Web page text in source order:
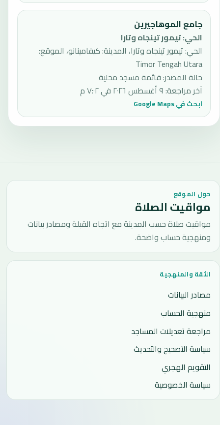
جامع الموهاجيرين
الحي:تيمور تينجاه وتارا
الحي: تيمور تينجاه وتارا، المدينة: كيفامينانو، الموقع:
Timor Tengah Utara
حالة المصدر:قائمة مسجد محلية
آخر مراجعة: ٩ أغسطس ٢٠٢٦ في ٧:٠٢ م
ابحث في Google Maps
حول الموقع
مواقيت الصلاة
مواقيت صلاة حسب المدينة مع اتجاه القبلة ومصادر بيانات
ومنهجية حساب واضحة.
الثقة والمنهجية
مصادر البيانات
منهجية الحساب
مراجعة تعديلات المساجد
سياسة التصحيح والتحديث
التقويم الهجري
سياسة الخصوصية